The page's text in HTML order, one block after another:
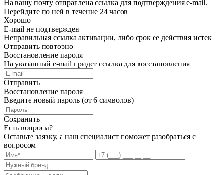
На вашу почту отправлена ссылка для подтверждения e-mail.
Перейдите по ней в течение 24 часов
Хорошо
E-mail не подтвержден
Неправильная ссылка активации, либо срок ее действия истек
Отправить повторно
Восстановление пароля
На указанный e-mail придет ссылка для восстановления
Отправить
Восстановление пароля
Введите новый пароль (от 6 символов)
Сохранить
Есть вопросы?
Оставьте заявку, а наш специалист поможет разобраться с
вопросом